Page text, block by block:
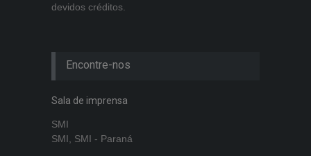
devidos créditos.
Encontre-nos
Sala de imprensa
SMI
SMI, SMI - Paraná